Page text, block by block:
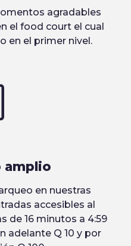
agradables
el food court el cual
en el primer nivel.
amplio
en nuestras
accesibles al
de 16 minutos a 4:59
adelante Q 10 y por